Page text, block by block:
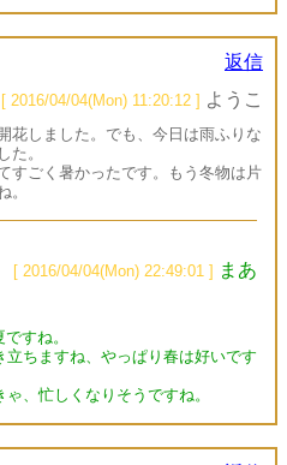
返信
[ 2016/04/04(Mon) 11:20:12 ] ようこ
花しました。でも、今日は雨ふりな
た。
すごく暑かったです。もう冬物は片
。
[ 2016/04/04(Mon) 22:49:01 ] まあ
すね。
立ちますね、やっぱり春は好いです
、忙しくなりそうですね。